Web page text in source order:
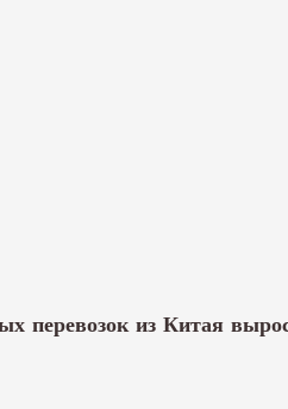
перевозок из Китая